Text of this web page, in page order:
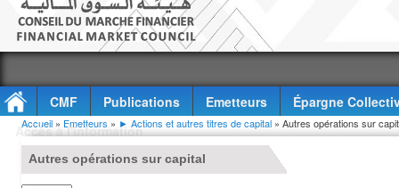
CMF Publications Emetteurs
Épargne
Accès à l'information
Vous êtes ici
Accueil » Emetteurs » ► Actions et autres titres de capital » Autres opérations sur
Autres opérations sur capital